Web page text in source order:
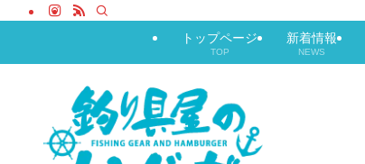
トップページ
TOP
新着情報
NEWS